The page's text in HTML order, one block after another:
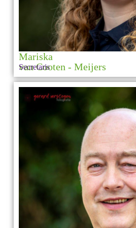
Mariska
van Cooten - Meijers
Secretaris